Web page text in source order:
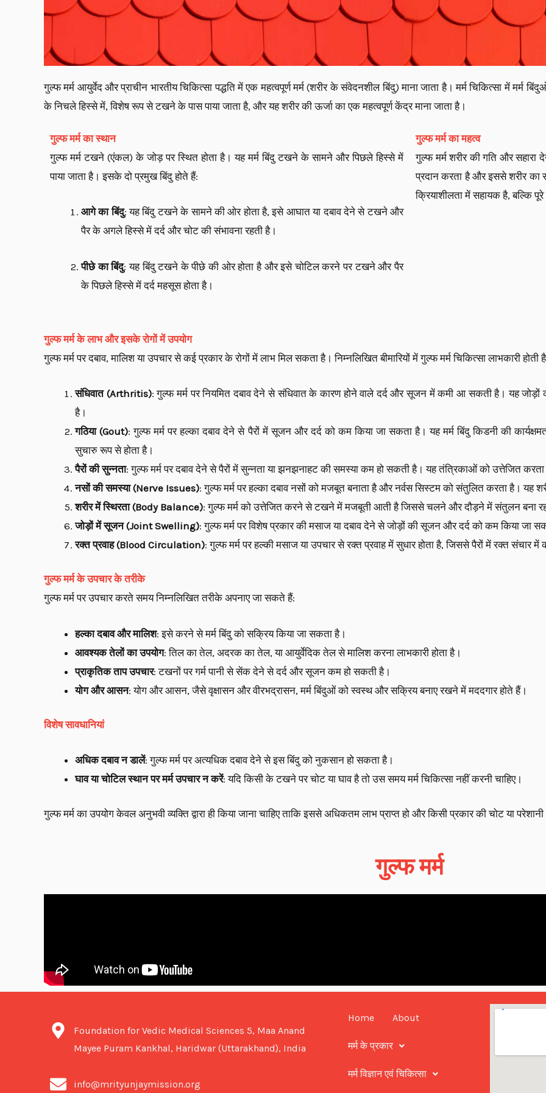
गुल्फ मर्म आयुर्वेद और प्राचीन भारतीय चिकित्सा पद्धति में एक महत्वपूर्ण मर्म (शरीर के संवेदनशील बिंदु) माना जाता है। मर्म चिकित्सा में मर्म
के निचले हिस्से में, विशेष रूप से टखने के पास पाया जाता है, और यह शरीर की ऊर्जा का एक महत्वपूर्ण केंद्र माना जाता है।
गुल्फ मर्म का स्थान
गुल्फ मर्म टखने (एंकल) के जोड़ पर स्थित होता है। यह मर्म बिंदु टखने के सामने और पिछले हिस्से में
पाया जाता है। इसके दो प्रमुख बिंदु होते हैं:
आगे का बिंदु: यह बिंदु टखने के सामने की ओर होता है, इसे आघात या दबाव देने से टखने और
पैर के अगले हिस्से में दर्द और चोट की संभावना रहती है।
पीछे का बिंदु: यह बिंदु टखने के पीछे की ओर होता है और इसे चोटिल करने पर टखने और पैर
के पिछले हिस्से में दर्द महसूस होता है।
गुल्फ मर्म का महत्व
गुल्फ मर्म शरीर की गति और सहारा
प्रदान करता है और इससे शरीर का
क्रियाशीलता में सहायक है, बल्कि
गुल्फ मर्म के लाभ और इसके रोगों में उपयोग
गुल्फ मर्म पर दबाव, मालिश या उपचार से कई प्रकार के रोगों में लाभ मिल सकता है। निम्नलिखित बीमारियों में गुल्फ मर्म चिकित्सा लाभकारी होती
संधिवात (Arthritis): गुल्फ मर्म पर नियमित दबाव देने से संधिवात के कारण होने वाले दर्द और सूजन में कमी आ सकती है। यह जोड़ों
है।
गठिया (Gout): गुल्फ मर्म पर हल्का दबाव देने से पैरों में सूजन और दर्द को कम किया जा सकता है। यह मर्म बिंदु किडनी की
सुचारु रूप से होता है।
पैरों की सुन्नता: गुल्फ मर्म पर दबाव देने से पैरों में सुन्नता या झनझनाहट की समस्या कम हो सकती है। यह तंत्रिकाओं को उत्तेजित करता
नसों की समस्या (Nerve Issues): गुल्फ मर्म पर हल्का दबाव नसों को मजबूत बनाता है और नर्वस सिस्टम को संतुलित करता है। यह
शरीर में स्थिरता (Body Balance): गुल्फ मर्म को उत्तेजित करने से टखने में मजबूती आती है जिससे चलने और दौड़ने में संतुलन बना
जोड़ों में सूजन (Joint Swelling): गुल्फ मर्म पर विशेष प्रकार की मसाज या दबाव देने से जोड़ों की सूजन और दर्द को कम किया जा
रक्त प्रवाह (Blood Circulation): गुल्फ मर्म पर हल्की मसाज या उपचार से रक्त प्रवाह में सुधार होता है, जिससे पैरों में रक्त संचार में
गुल्फ मर्म के उपचार के तरीके
गुल्फ मर्म पर उपचार करते समय निम्नलिखित तरीके अपनाए जा सकते हैं:
हल्का दबाव और मालिश: इसे करने से मर्म बिंदु को सक्रिय किया जा सकता है।
आवश्यक तेलों का उपयोग: तिल का तेल, अदरक का तेल, या आयुर्वेदिक तेल से मालिश करना लाभकारी होता है।
प्राकृतिक ताप उपचार: टखनों पर गर्म पानी से सेंक देने से दर्द और सूजन कम हो सकती है।
योग और आसन: योग और आसन, जैसे वृक्षासन और वीरभद्रासन, मर्म बिंदुओं को स्वस्थ और सक्रिय बनाए रखने में मददगार होते हैं।
विशेष सावधानियां
अधिक दबाव न डालें: गुल्फ मर्म पर अत्यधिक दबाव देने से इस बिंदु को नुकसान हो सकता है।
घाव या चोटिल स्थान पर मर्म उपचार न करें: यदि किसी के टखने पर चोट या घाव है तो उस समय मर्म चिकित्सा नहीं करनी चाहिए।
गुल्फ मर्म का उपयोग केवल अनुभवी व्यक्ति द्वारा ही किया जाना चाहिए ताकि इससे अधिकतम लाभ प्राप्त हो और किसी प्रकार की चोट या परेशानी
गुल्फ मर्म
Foundation for Vedic Medical Sciences 5, Maa Anand
Mayee Puram Kankhal, Haridwar (Uttarakhand), India
info@mrityunjaymission.org
Home About
मर्म के प्रकार
मर्म विज्ञान एवं चिकित्सा